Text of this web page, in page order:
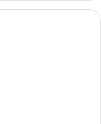
d’hôtel moderne